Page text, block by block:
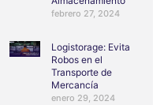
febrero 27, 2024
Logistorage: Evita
Robos en el
Transporte de
Mercancía
enero 29, 2024